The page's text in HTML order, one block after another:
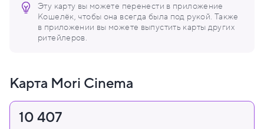
Эту карту вы можете перенести в приложение
Кошелёк, чтобы она всегда была под рукой. Также
в приложении вы можете выпустить карты других
ритейлеров.
Карта Mori Cinema
10 407